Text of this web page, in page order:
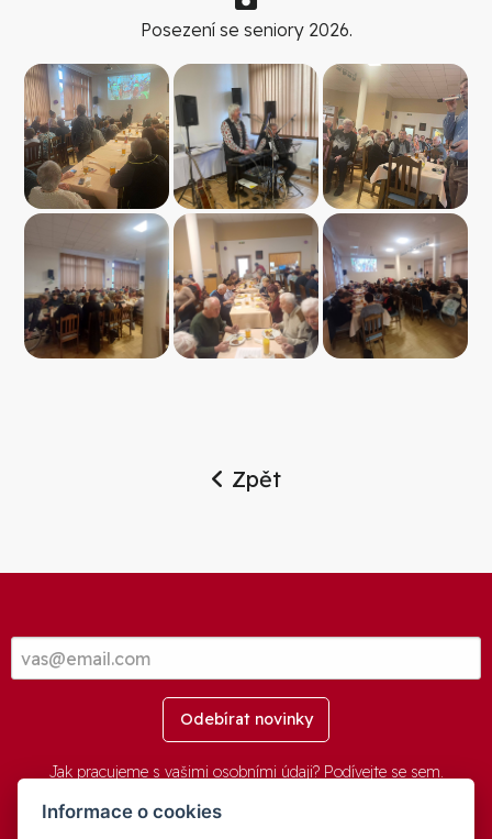
Posezení se seniory 2026.
Zpět
Odebírat novinky
Jak pracujeme s vašimi osobními údaji? Podívejte se sem.
Informace o cookies